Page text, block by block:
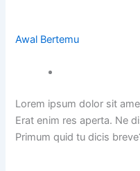
Awal Bertemu
Lorem ipsum dolor sit
Erat enim res aperta. Ne
Primum quid tu dicis